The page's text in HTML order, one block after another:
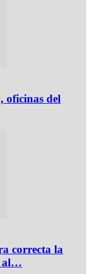
oficinas del
correcta la
al…